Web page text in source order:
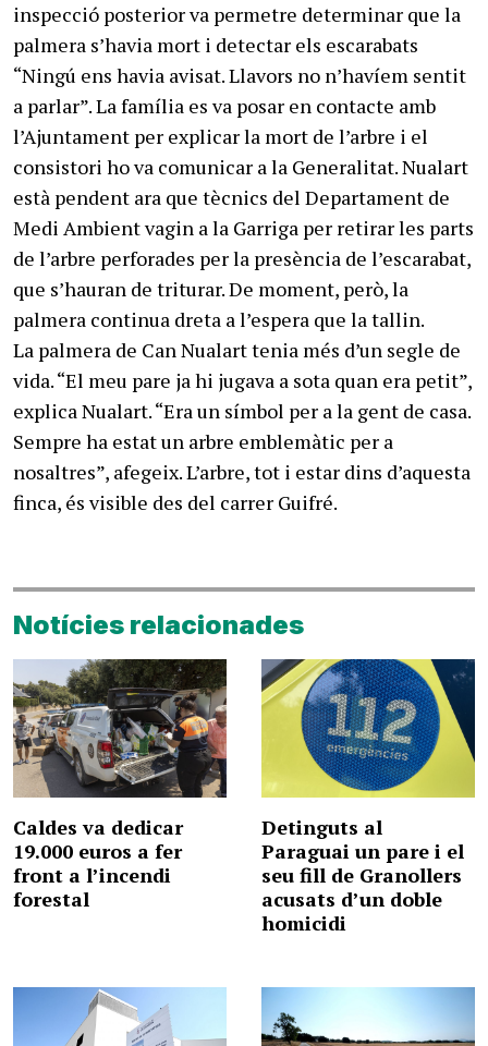
inspecció posterior va permetre determinar que la
palmera s’havia mort i detectar els escarabats
“Ningú ens havia avisat. Llavors no n’havíem sentit
a parlar”. La família es va posar en contacte amb
l’Ajuntament per explicar la mort de l’arbre i el
consistori ho va comunicar a la Generalitat. Nualart
està pendent ara que tècnics del Departament de
Medi Ambient vagin a la Garriga per retirar les parts
de l’arbre perforades per la presència de l’escarabat,
que s’hauran de triturar. De moment, però, la
palmera continua dreta a l’espera que la tallin.
La palmera de Can Nualart tenia més d’un segle de vida. “El meu pare ja hi jugava a sota quan era petit”, explica Nualart. “Era un símbol per a la gent de casa. Sempre ha estat un arbre emblemàtic per a nosaltres”, afegeix. L’arbre, tot i estar dins d’aquesta finca, és visible des del carrer Guifré.
Notícies relacionades
Caldes va dedicar
19.000 euros a fer
front a l’incendi
forestal
Detinguts al
Paraguai un pare i el
seu fill de Granollers
acusats d’un doble
homicidi